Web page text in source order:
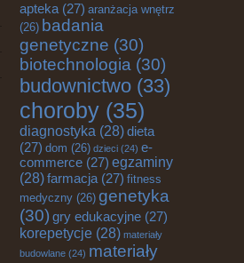
apteka (27) aranżacja wnętrz
(26) badania
genetyczne (30)
biotechnologia (30)
budownictwo (33)
choroby (35)
diagnostyka (28)dieta
(27) dom (26) dzieci (24) e-
commerce (27) egzaminy
(28)farmacja (27) fitness
medyczny (26) genetyka
(30) gry edukacyjne (27)
korepetycje (28) materiały
budowlane (24) materiały